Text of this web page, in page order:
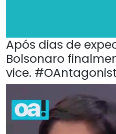
Após dias de
Bolsonaro
vice.